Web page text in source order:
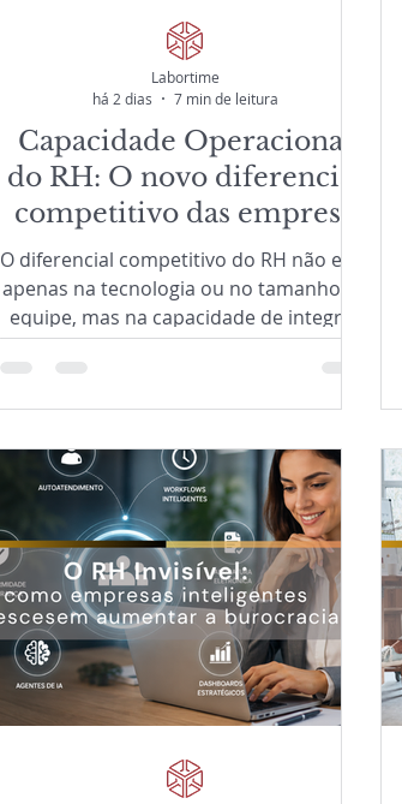
Capacidade Operacional
do RH: O novo diferencial
competitivo das empresa
O diferencial competitivo do RH não está
apenas na tecnologia ou no tamanho da
equipe, mas na capacidade de integrar
pessoas, processos e inteligência
modelo fortalece a governança,
empresas para crescer com eficiência.
Labortime
há 2 dias
7 min de leitura